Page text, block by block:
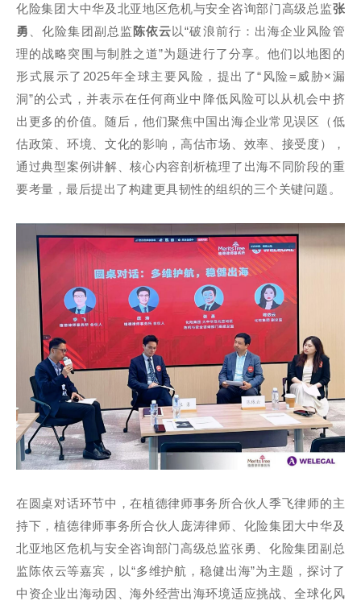
化险集团大中华及北亚地区危机与安全咨询部门高级总监张
勇
、化险集团副总监 陈依云以“破浪前行：出海企业风险管
理的战略突围与制胜之道”为题进行了分享。他们以地图的
形式展示了2025年全球主要风险，提出了“风险=威胁×漏
洞”的公式，并表示在任何商业中降低风险可以从机会中挤
出更多的价值。随后，他们聚焦中国出海企业常见误区（低
估政策、环境、文化的影响，高估市场、效率、接受度），
通过典型案例讲解、核心内容剖析梳理了出海不同阶段的重
要考量，最后提出了构建更具韧性的组织的三个关键问题。
在圆桌对话环节中，在植德律师事务所合伙人季飞律师的主
持下，植德律师事务所合伙人庞涛律师、化险集团大中华及
北亚地区危机与安全咨询部门高级总监张勇、化险集团副总
监陈依云等嘉宾，以“多维护航，稳健出海”为主题，探讨了
中资企业出海动因、海外经营出海环境适应挑战、全球化风